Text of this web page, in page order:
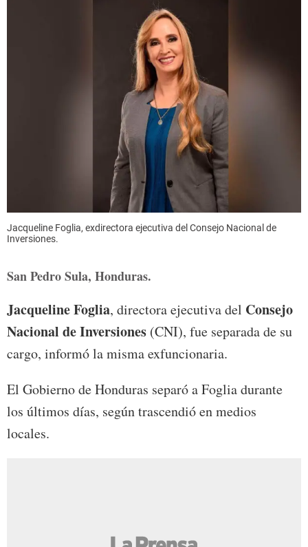
Jacqueline Foglia, exdirectora ejecutiva del Consejo Nacional de
Inversiones.
San Pedro Sula, Honduras.
Jacqueline Foglia, directora ejecutiva del Consejo
Nacional de Inversiones (CNI), fue separada de su
cargo, informó la misma exfuncionaria.
El Gobierno de Honduras separó a Foglia durante
los últimos días, según trascendió en medios
locales.